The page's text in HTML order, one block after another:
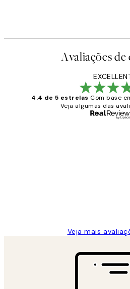
Avaliações de
4.4 de 5 estrelas Com base
Veja algumas das
Veja mais